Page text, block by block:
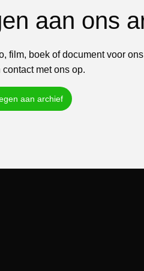
aan ons
boek of document voor
contact met ons op.
aan archief